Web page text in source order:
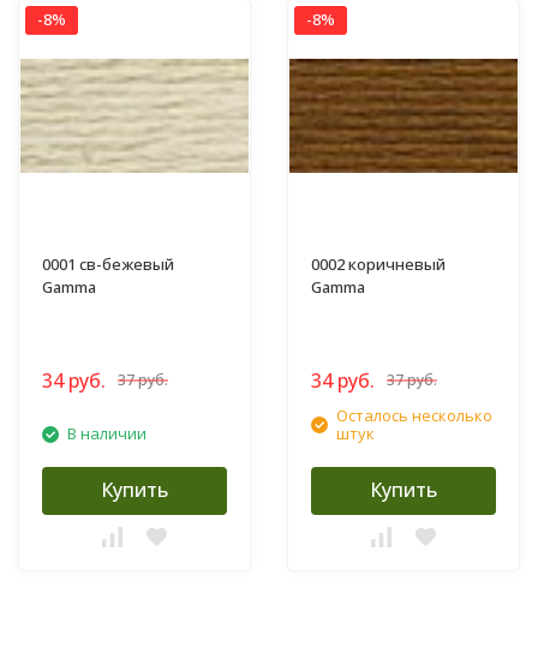
-8%
0001 св-бежевый
Gamma
34 руб. 37 руб.
В наличии
Купить
-8%
0002 коричневый
Gamma
34 руб. 37 руб.
Осталось несколько
штук
Купить